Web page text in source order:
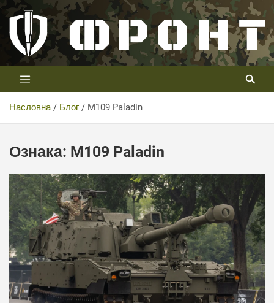
Скип
цонтент
Телевизија ФРОНТ
Први војни канал у Србији
Насловна Блог M109 Paladin
Ознака: M109 Paladin